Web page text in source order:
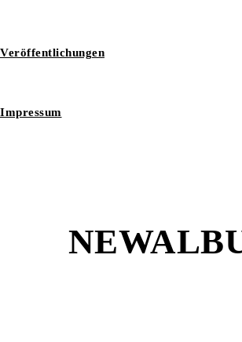
Veröffentlichungen
Impressum